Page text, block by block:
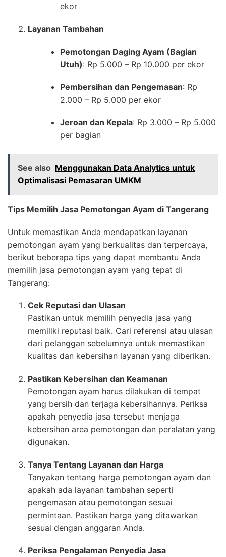
ekor
Layanan Tambahan
Pemotongan Daging Ayam (Bagian
Utuh): Rp 5.000 – Rp 10.000 per ekor
Pembersihan dan Pengemasan: Rp
2.000 – Rp 5.000 per ekor
Jeroan dan Kepala: Rp 3.000 – Rp 5.000
per bagian
See also Menggunakan Data Analytics untuk
Optimalisasi Pemasaran UMKM
Tips Memilih Jasa Pemotongan Ayam di Tangerang
Untuk memastikan Anda mendapatkan layanan
pemotongan ayam yang berkualitas dan terpercaya,
berikut beberapa tips yang dapat membantu Anda
memilih jasa pemotongan ayam yang tepat di
Tangerang:
Cek Reputasi dan Ulasan
Pastikan untuk memilih penyedia jasa yang
memiliki reputasi baik. Cari referensi atau ulasan
dari pelanggan sebelumnya untuk memastikan
kualitas dan kebersihan layanan yang diberikan.
Pastikan Kebersihan dan Keamanan
Pemotongan ayam harus dilakukan di tempat
yang bersih dan terjaga kebersihannya. Periksa
apakah penyedia jasa tersebut menjaga
kebersihan area pemotongan dan peralatan yang
digunakan.
Tanya Tentang Layanan dan Harga
Tanyakan tentang harga pemotongan ayam dan
apakah ada layanan tambahan seperti
pengemasan atau pemotongan sesuai
permintaan. Pastikan harga yang ditawarkan
sesuai dengan anggaran Anda.
Periksa Pengalaman Penyedia Jasa